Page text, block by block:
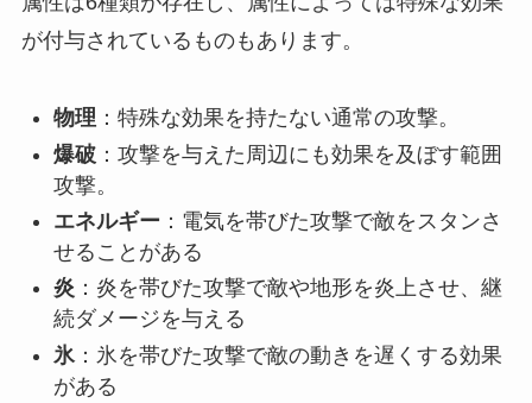
が付与されているものもあります。
物理 ：特殊な効果を持たない通常の攻撃。
爆破：攻撃を与えた周辺にも効果を及ぼす範囲
攻撃。
エネルギー ：電気を帯びた攻撃で敵をスタンさ
せることがある
炎 ：炎を帯びた攻撃で敵や地形を炎上させ、継
続ダメージを与える
氷：氷を帯びた攻撃で敵の動きを遅くする効果
がある